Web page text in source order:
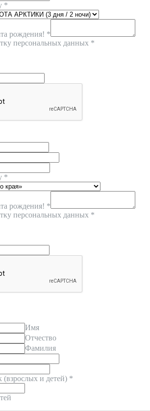
*
рождения! *
персональных данных *
*
рождения! *
персональных данных *
Имя
Отчество
Фамилия
(взрослых и детей) *